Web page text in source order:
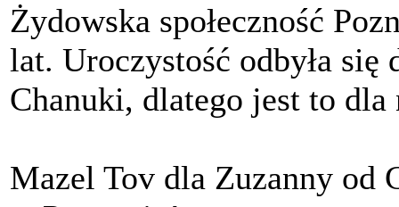
Żydowska społeczność
lat. Uroczystość odbyła się
Chanuki, dlatego jest to
Mazel Tov dla Zuzanny od